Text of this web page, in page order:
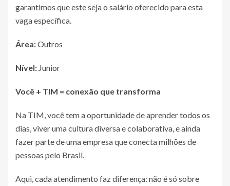
garantimos que este seja o salário oferecido para esta
vaga específica.
Área:Outros
Nível: Junior
Você + TIM = conexão que transforma
Na TIM, você tem a oportunidade de aprender todos os
dias, viver uma cultura diversa e colaborativa, e ainda
fazer parte de uma empresa que conecta milhões de
pessoas pelo Brasil.
Aqui, cada atendimento faz diferença: não é só sobre